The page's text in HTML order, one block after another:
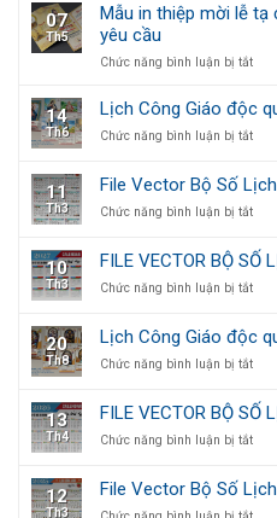
(File
BỘ
LỊCH
07
Th5
Mẫu in thiệp mời lễ tạ
yêu cầu
Chức năng bình luận bị tắtở
mời
tạ
ơn
sang
thiết
kế
theo
cầu
14
Th6
Lịch Công Giáo độc
Chức năng bình luận bị tắtở
Giáo
độc
11
Th3
File Vector Bộ Số
Chức năng bình luận bị tắtở
Bộ
Số
Giáo
2026
10
Th3
FILE VECTOR BỘ SỐ
Chức năng bình luận bị tắtở
BỘ
SỐ
ÂM
2027
20
Th8
Lịch Công Giáo độc
Chức năng bình luận bị tắtở
Công
Giáo
độc
2025
13
Th4
FILE VECTOR BỘ SỐ
Chức năng bình luận bị tắtở
BỘ
12
Th3
File Vector Bộ Số
ở